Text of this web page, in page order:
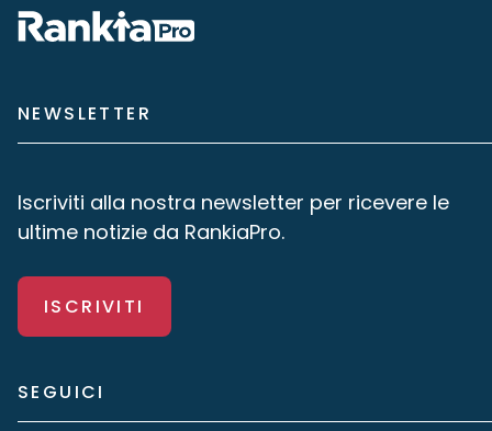
NEWSLETTER
Iscriviti alla nostra newsletter per ricevere le
ultime notizie da RankiaPro.
ISCRIVITI
SEGUICI